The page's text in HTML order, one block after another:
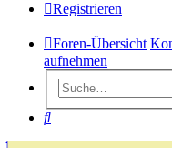
Registrieren
Foren-Übersicht
aufnehmen
Suche